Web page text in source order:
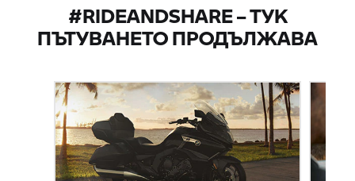
#RIDEANDSHARE – ТУК
ПЪТУВАНЕТО ПРОДЪЛЖАВА